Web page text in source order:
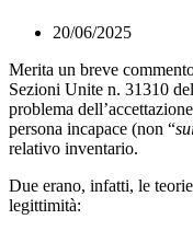
20/06/2025
Merita un breve
Sezioni Unite n. 31310
problema
persona incapace (non “
relativo inventario.
Due erano, infatti, le
legittimità: